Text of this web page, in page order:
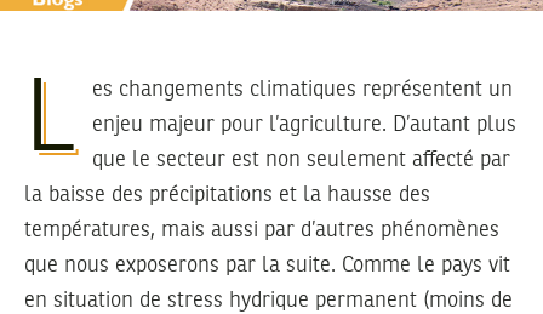
L
es changements climatiques représentent un
enjeu majeur pour l’agriculture. D’autant plus
que le secteur est non seulement affecté par
la baisse des précipitations et la hausse des
températures, mais aussi par d’autres phénomènes
que nous exposerons par la suite. Comme le pays vit
en situation de stress hydrique permanent (moins de